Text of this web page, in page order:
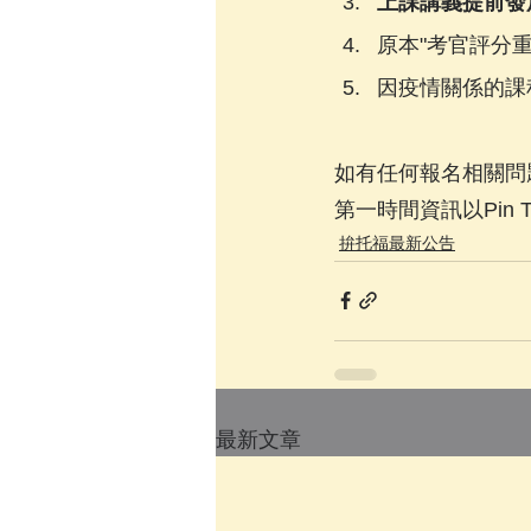
原本"考官評分
因疫情關係的
如有任何報名相關
第一時間資訊以Pin
拚托福最新公告
最新文章